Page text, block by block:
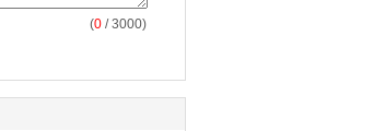
(0 / 3000)